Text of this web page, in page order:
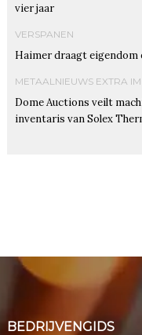
vier jaar
VERSPANEN
Haimer draagt eigendom
METAALNIEUWS EXTRA IM
Dome Auctions veilt
inventaris van Solex
BEDRIJVENGIDS